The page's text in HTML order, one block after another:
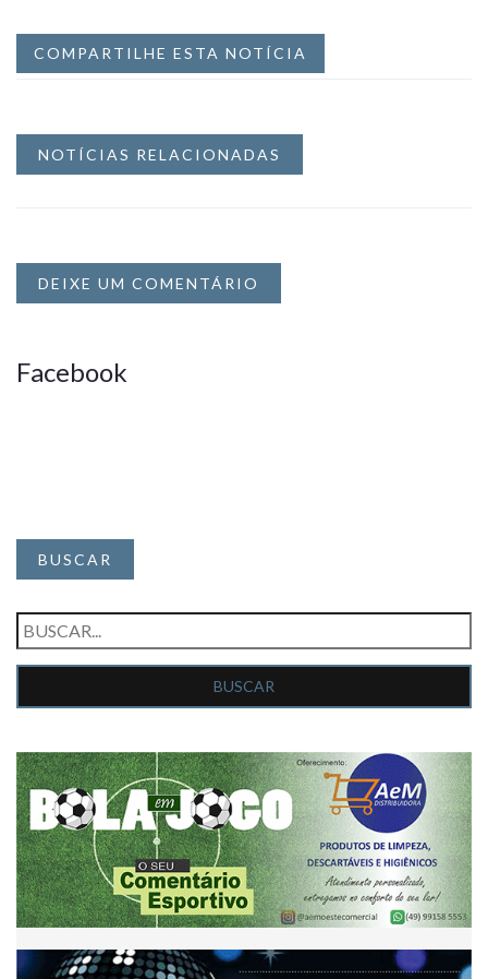
COMPARTILHE ESTA NOTÍCIA
NOTÍCIAS RELACIONADAS
DEIXE UM COMENTÁRIO
Facebook
BUSCAR